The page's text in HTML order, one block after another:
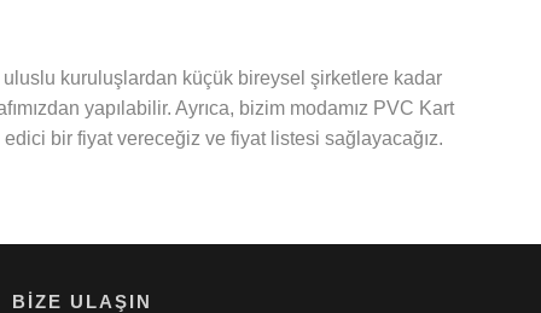
kuruluşlardan küçük bireysel şirketlere kadar
yapılabilir. Ayrıca, bizim modamız PVC Kart
bir fiyat vereceğiz ve fiyat listesi sağlayacağız.
BIZE ULAŞIN